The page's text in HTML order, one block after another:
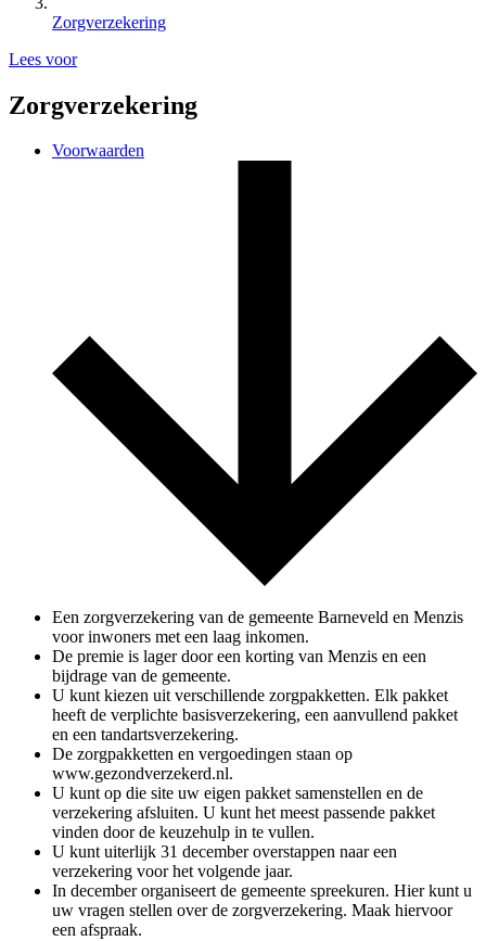
Zorgverzekering
Lees voor
Zorgverzekering
Voorwaarden
Een zorgverzekering van de gemeente Barneveld en Menzis
voor inwoners met een laag inkomen.
De premie is lager door een korting van Menzis en een
bijdrage van de gemeente.
U kunt kiezen uit verschillende zorgpakketten. Elk pakket
heeft de verplichte basisverzekering, een aanvullend pakket
en een tandartsverzekering.
De zorgpakketten en vergoedingen staan op
www.gezondverzekerd.nl.
U kunt op die site uw eigen pakket samenstellen en de
verzekering afsluiten. U kunt het meest passende pakket
vinden door de keuzehulp in te vullen.
U kunt uiterlijk 31 december overstappen naar een
verzekering voor het volgende jaar.
In december organiseert de gemeente spreekuren. Hier kunt u
uw vragen stellen over de zorgverzekering. Maak hiervoor
een afspraak.